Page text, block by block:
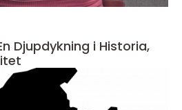
Djupdykning i Historia,